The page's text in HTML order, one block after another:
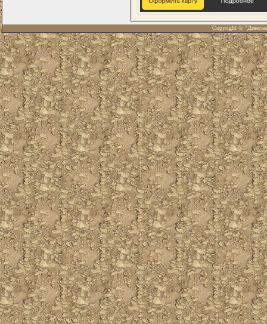
Copyright ©